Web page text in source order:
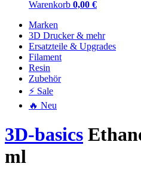
Warenkorb 0,00 €
Marken
3D Drucker & mehr
Ersatzteile & Upgrades
Filament
Resin
Zubehör
⚡ Sale
🔥 Neu
3D-basics
ml